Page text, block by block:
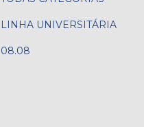
LINHA UNIVERSITÁRIA
08.08